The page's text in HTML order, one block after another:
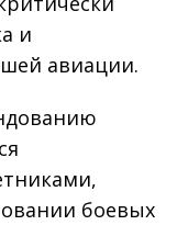
и
авиации.
боевых